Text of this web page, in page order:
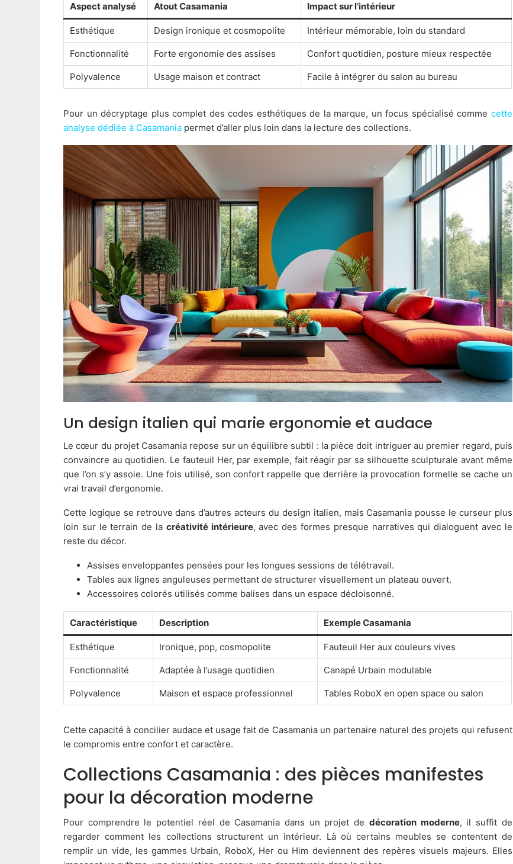
Aspect analysé Atout Casamania Impact sur l’intérieur
Esthétique Design ironique et cosmopolite Intérieur mémorable, loin du standard
Fonctionnalité Forte ergonomie des assises Confort quotidien, posture mieux respectée
Polyvalence Usage maison et contract Facile à intégrer du salon au bureau
Pour un décryptage plus complet des codes esthétiques de la marque, un focus spécialisé comme cette
analyse dédiée à Casamania permet d’aller plus loin dans la lecture des collections.
Un design italien qui marie ergonomie et audace
Le cœur du projet Casamania repose sur un équilibre subtil : la pièce doit intriguer au premier regard, puis
convaincre au quotidien. Le fauteuil Her, par exemple, fait réagir par sa silhouette sculpturale avant même
que l’on s’y assoie. Une fois utilisé, son confort rappelle que derrière la provocation formelle se cache un
vrai travail d’ergonomie.
Cette logique se retrouve dans d’autres acteurs du design italien, mais Casamania pousse le curseur plus
loin sur le terrain de la créativité intérieure, avec des formes presque narratives qui dialoguent avec le
reste du décor.
Assises enveloppantes pensées pour les longues sessions de télétravail.
Tables aux lignes anguleuses permettant de structurer visuellement un plateau ouvert.
Accessoires colorés utilisés comme balises dans un espace décloisonné.
Caractéristique Description Exemple Casamania
Esthétique Ironique, pop, cosmopolite Fauteuil Her aux couleurs vives
Fonctionnalité Adaptée à l’usage quotidien Canapé Urbain modulable
Polyvalence Maison et espace professionnel Tables RoboX en open space ou salon
Cette capacité à concilier audace et usage fait de Casamania un partenaire naturel des projets qui refusent
le compromis entre confort et caractère.
Collections Casamania : des pièces manifestes
pour la décoration moderne
Pour comprendre le potentiel réel de Casamania dans un projet de décoration moderne, il suffit de
regarder comment les collections structurent un intérieur. Là où certains meubles se contentent de
remplir un vide, les gammes Urbain, RoboX, Her ou Him deviennent des repères visuels majeurs. Elles